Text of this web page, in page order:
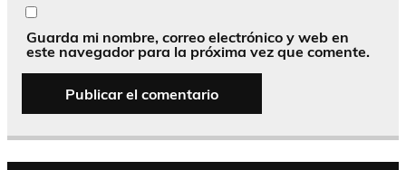
Guarda mi nombre, correo electrónico y web en
este navegador para la próxima vez que comente.